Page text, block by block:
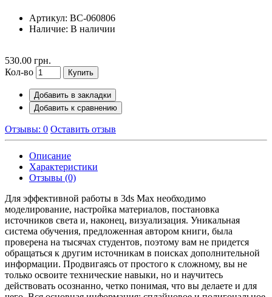
Артикул: BC-060806
Наличие: В наличии
530.00 грн.
Кол-во
Купить
Добавить в закладки
Добавить к сравнению
Отзывы: 0 Оставить отзыв
Описание
Характеристики
Отзывы (0)
Для эффективной работы в 3ds Max необходимо
моделирование, настройка материалов, постановка
источников света и, наконец, визуализация. Уникальная
система обучения, предложенная автором книги, была
проверена на тысячах студентов, поэтому вам не придется
обращаться к другим источникам в поисках дополнительной
информации. Продвигаясь от простого к сложному, вы не
только освоите технические навыки, но и научитесь
действовать осознанно, четко понимая, что вы делаете и для